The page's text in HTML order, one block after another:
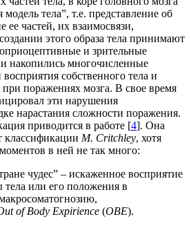
модель тела”, т.е. представление об
ее частей, их взаимосвязи,
этого образа тела принимают
и зрительные
накопились многочисленные
собственного тела и
поражениях мозга. В свое время
эти нарушения
нарастания сложности поражения.
приводится в работе [4]. Она
классификации M. Critchley, хотя
в ней не так много:
чудес” – искаженное восприятие
или его положения в
of Body Expirience (OBE).